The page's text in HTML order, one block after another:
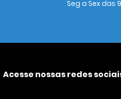
Seg a Sex das
Acesse nossas redes